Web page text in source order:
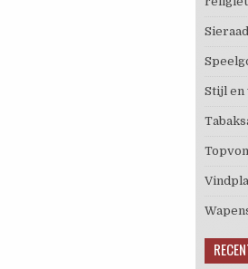
Stijl